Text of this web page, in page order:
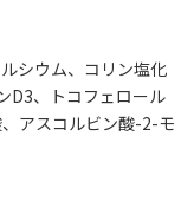
シウム、コリン塩化
D3、トコフェロール
アスコルビン酸-2-モ